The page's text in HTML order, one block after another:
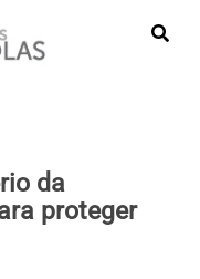
da
proteger